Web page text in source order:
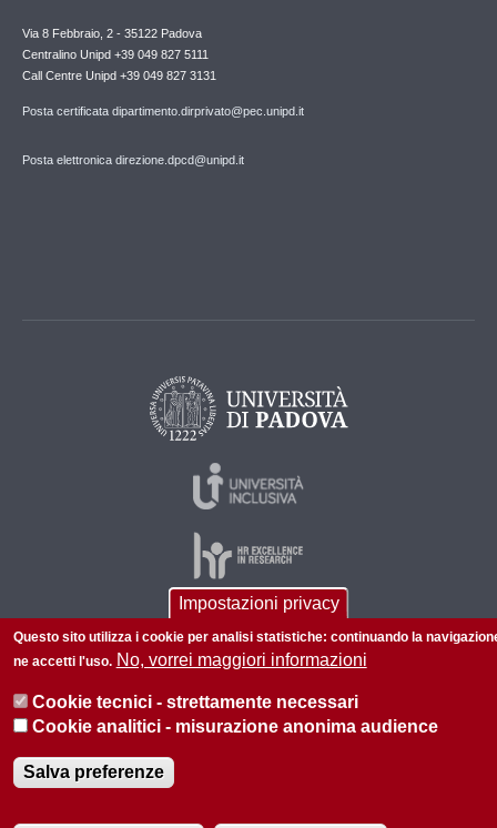
Via 8 Febbraio, 2 - 35122 Padova
Centralino Unipd +39 049 827 5111
Call Centre Unipd +39 049 827 3131
Posta certificata dipartimento.dirprivato@pec.unipd.it
Posta elettronica direzione.dpcd@unipd.it
© 2026 Università di Padova - Tutti i diritti riservati
Informazioni sul sito Privacy
Impostazioni privacy
Questo sito utilizza i cookie per analisi statistiche: continuando la
ne accetti l'uso. No, vorrei maggiori informazioni
Cookie tecnici - strettamente necessari
Cookie analitici - misurazione anonima audience
Salva preferenze